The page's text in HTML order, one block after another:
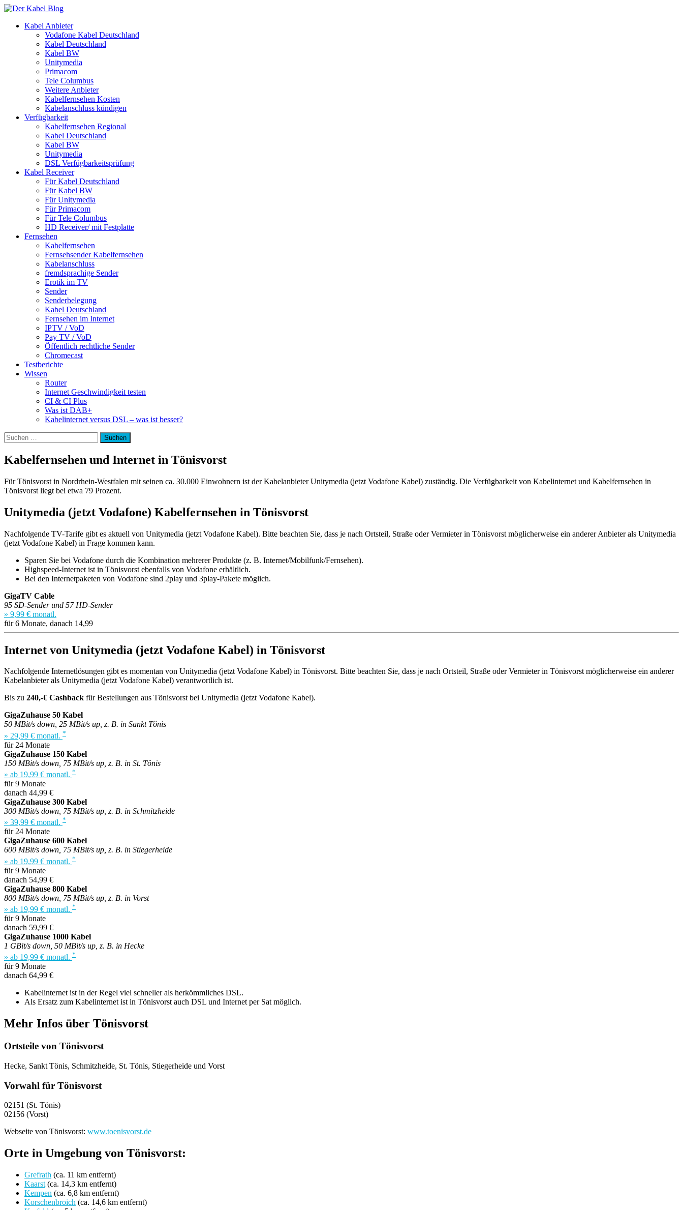
Kabel Anbieter
Vodafone Kabel Deutschland
Kabel Deutschland
Kabel BW
Unitymedia
Primacom
Tele Columbus
Weitere Anbieter
Kabelfernsehen Kosten
Kabelanschluss kündigen
Verfügbarkeit
Kabelfernsehen Regional
Kabel Deutschland
Kabel BW
Unitymedia
DSL Verfügbarkeitsprüfung
Kabel Receiver
Für Kabel Deutschland
Für Kabel BW
Für Unitymedia
Für Primacom
Für Tele Columbus
HD Receiver/ mit Festplatte
Fernsehen
Kabelfernsehen
Fernsehsender Kabelfernsehen
Kabelanschluss
fremdsprachige Sender
Erotik im TV
Sender
Senderbelegung
Kabel Deutschland
Fernsehen im Internet
IPTV / VoD
Pay TV / VoD
Öffentlich rechtliche Sender
Chromecast
Testberichte
Wissen
Router
Internet Geschwindigkeit testen
CI & CI Plus
Was ist DAB+
Kabelinternet versus DSL – was ist besser?
Suchen
nach:
Kabelfernsehen und Internet in Tönisvorst
Für Tönisvorst in Nordrhein-Westfalen mit seinen ca. 30.000 Einwohnern ist der Kabelanbieter Unitymedia (jetzt Vodafone Kabel) zuständig. Die Verfügbarkeit von Kabelinternet und Kabelfernsehen in
Tönisvorst liegt bei etwa 79 Prozent.
Unitymedia (jetzt Vodafone) Kabelfernsehen in Tönisvorst
Nachfolgende TV-Tarife gibt es aktuell von Unitymedia (jetzt Vodafone Kabel). Bitte beachten Sie, dass je nach Ortsteil, Straße oder Vermieter in Tönisvorst möglicherweise ein anderer Anbieter als Unitymedia
(jetzt Vodafone Kabel) in Frage kommen kann.
Sparen Sie bei Vodafone durch die Kombination mehrerer Produkte (z. B. Internet/Mobilfunk/Fernsehen).
Highspeed-Internet ist in Tönisvorst ebenfalls von Vodafone erhältlich.
Bei den Internetpaketen von Vodafone sind 2play und 3play-Pakete möglich.
GigaTV Cable
95 SD-Sender und 57 HD-Sender
» 9,99 € monatl.
für 6 Monate, danach 14,99
Internet von Unitymedia (jetzt Vodafone Kabel) in Tönisvorst
Nachfolgende Internetlösungen gibt es momentan von Unitymedia (jetzt Vodafone Kabel) in Tönisvorst. Bitte beachten Sie, dass je nach Ortsteil, Straße oder Vermieter in Tönisvorst möglicherweise ein anderer
Kabelanbieter als Unitymedia (jetzt Vodafone Kabel) verantwortlich ist.
Bis zu 240,-€ Cashback für Bestellungen aus Tönisvorst bei Unitymedia (jetzt Vodafone Kabel).
GigaZuhause 50 Kabel
50 MBit/s down, 25 MBit/s up, z. B. in Sankt Tönis
» 29,99 € monatl. *
für 24 Monate
GigaZuhause 150 Kabel
150 MBit/s down, 75 MBit/s up, z. B. in St. Tönis
» ab 19,99 € monatl. *
für 9 Monate
danach 44,99 €
GigaZuhause 300 Kabel
300 MBit/s down, 75 MBit/s up, z. B. in Schmitzheide
» 39,99 € monatl. *
für 24 Monate
GigaZuhause 600 Kabel
600 MBit/s down, 75 MBit/s up, z. B. in Stiegerheide
» ab 19,99 € monatl. *
für 9 Monate
danach 54,99 €
GigaZuhause 800 Kabel
800 MBit/s down, 75 MBit/s up, z. B. in Vorst
» ab 19,99 € monatl. *
für 9 Monate
danach 59,99 €
GigaZuhause 1000 Kabel
1 GBit/s down, 50 MBit/s up, z. B. in Hecke
» ab 19,99 € monatl. *
für 9 Monate
danach 64,99 €
Kabelinternet ist in der Regel viel schneller als herkömmliches DSL.
Als Ersatz zum Kabelinternet ist in Tönisvorst auch DSL und Internet per Sat möglich.
Mehr Infos über Tönisvorst
Ortsteile von Tönisvorst
Hecke, Sankt Tönis, Schmitzheide, St. Tönis, Stiegerheide und Vorst
Vorwahl für Tönisvorst
02151 (St. Tönis)
02156 (Vorst)
Webseite von Tönisvorst: www.toenisvorst.de
Orte in Umgebung von Tönisvorst:
Grefrath (ca. 11 km entfernt)
Kaarst (ca. 14,3 km entfernt)
Kempen (ca. 6,8 km entfernt)
Korschenbroich (ca. 14,6 km entfernt)